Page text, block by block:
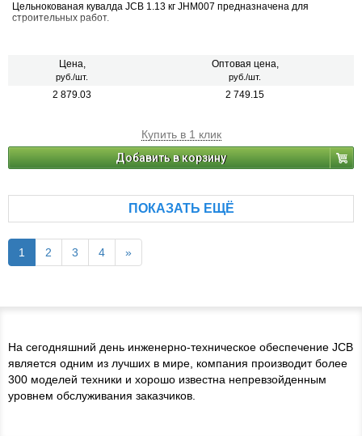
Цельнокованая кувалда JCB 1.13 кг JHM007 предназначена для
строительных работ.
Цена,
руб./шт.
Оптовая цена,
руб./шт.
2 879.03 2 749.15
Купить в 1 клик
Добавить в корзину
ПОКАЗАТЬ ЕЩЁ
1 2 3 4 »
На сегодняшний день инженерно-техническое обеспечение JCB
является одним из лучших в мире, компания производит более
300 моделей техники и хорошо известна непревзойденным
уровнем обслуживания заказчиков.